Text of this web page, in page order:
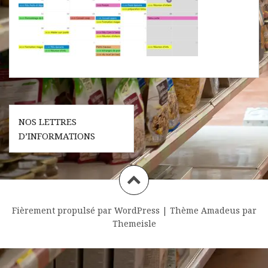
Navigation
de
l’article
NOS LETTRES
D’INFORMATIONS
Fièrement propulsé par WordPress | Thème Amadeus par
Themeisle